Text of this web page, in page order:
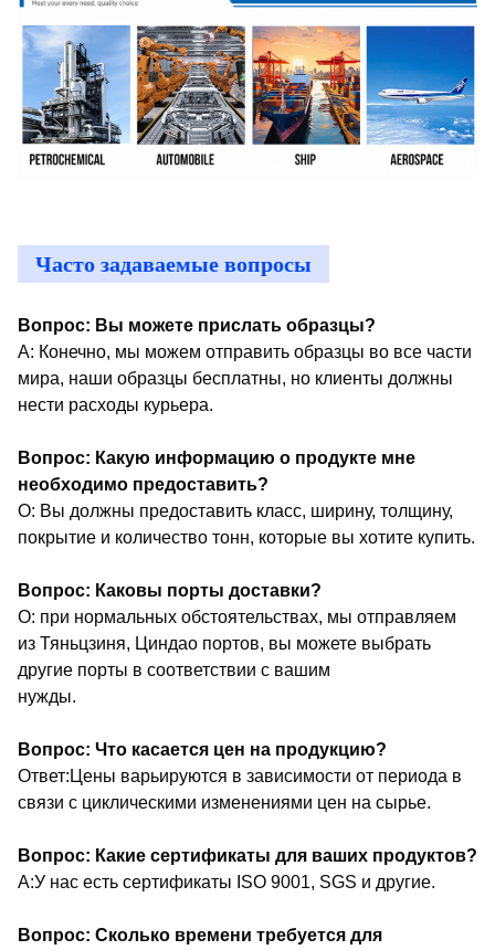
Часто задаваемые вопросы
Вопрос: Вы можете прислать образцы?
A: Конечно, мы можем отправить образцы во все части
мира, наши образцы бесплатны, но клиенты должны
нести расходы курьера.
Вопрос: Какую информацию о продукте мне
необходимо предоставить?
О: Вы должны предоставить класс, ширину, толщину,
покрытие и количество тонн, которые вы хотите купить.
Вопрос: Каковы порты доставки?
О: при нормальных обстоятельствах, мы отправляем
из Тяньцзиня, Циндао портов, вы можете выбрать
другие порты в соответствии с вашим
нужды.
Вопрос: Что касается цен на продукцию?
Ответ:Цены варьируются в зависимости от периода в
связи с циклическими изменениями цен на сырье.
Вопрос: Какие сертификаты для ваших продуктов?
A:У нас есть сертификаты ISO 9001, SGS и другие.
Вопрос: Сколько времени требуется для